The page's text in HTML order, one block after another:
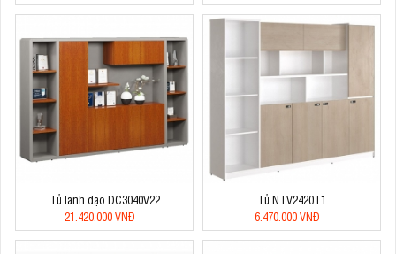
Tủ lãnh đạo DC3040V22
21.420.000 VNĐ
Tủ NTV2420T1
6.470.000 VNĐ